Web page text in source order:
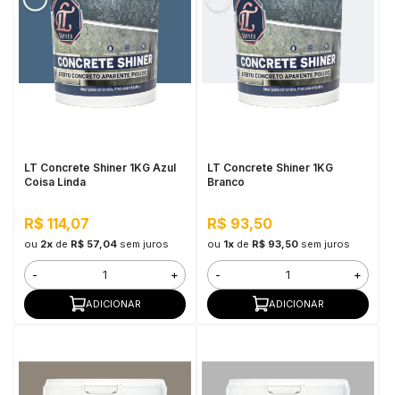
LT Concrete Shiner 1KG Azul
Coisa Linda
R$ 114,07
ou 2xde R$ 57,04 sem juros
- +
ADICIONAR
LT Concrete Shiner 1KG
Branco
R$ 93,50
ou 1xde R$ 93,50 sem juros
- +
ADICIONAR